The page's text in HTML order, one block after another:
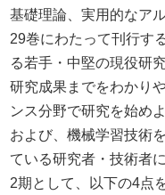
基礎理論、実用的なア
29巻にわたって刊行す
る若手・中堅の現役研
研究成果までをわかり
ンス分野で研究を始め
および、機械学習技術
ている研究者・技術者
2期として、以下の4